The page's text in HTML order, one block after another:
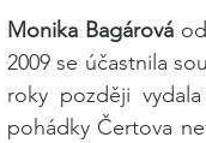
Monika Bagárová
2009 se účastnila
roky později
pohádky Čertova